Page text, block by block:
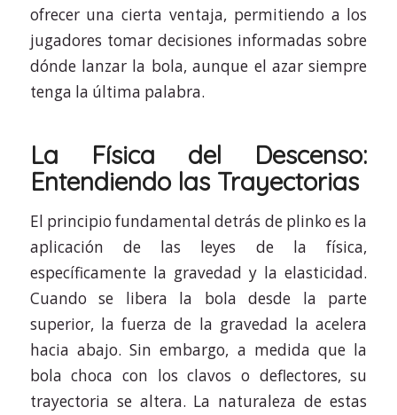
ofrecer una cierta ventaja, permitiendo a los
jugadores tomar decisiones informadas sobre
dónde lanzar la bola, aunque el azar siempre
tenga la última palabra.
La Física del Descenso:
Entendiendo las Trayectorias
El principio fundamental detrás de plinko es la
aplicación de las leyes de la física,
específicamente la gravedad y la elasticidad.
Cuando se libera la bola desde la parte
superior, la fuerza de la gravedad la acelera
hacia abajo. Sin embargo, a medida que la
bola choca con los clavos o deflectores, su
trayectoria se altera. La naturaleza de estas